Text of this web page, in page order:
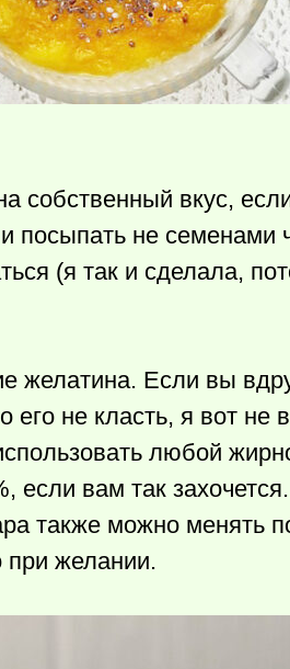
собственный вкус,
посыпать не
(я так и сделала,
желатина. Если вы
его не класть, я вот
любой
вам так
также можно менять
при желании.